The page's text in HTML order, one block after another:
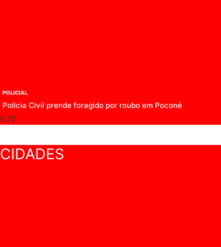
POLICIAL
Polícia Civil prende foragido por roubo em Poconé
CIDADES